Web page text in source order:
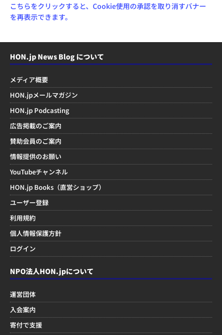
こちらをクリックすると、Cookie使用の承認を取り消すバナー
を再表示できます。
HON.jp News Blog について
メディア概要
HON.jpメールマガジン
HON.jp Podcasting
広告掲載のご案内
賛助会員のご案内
情報提供のお願い
YouTubeチャンネル
HON.jp Books（直営ショップ）
ユーザー登録
利用規約
個人情報保護方針
ログイン
NPO法人HON.jpについて
運営団体
入会案内
寄付で支援